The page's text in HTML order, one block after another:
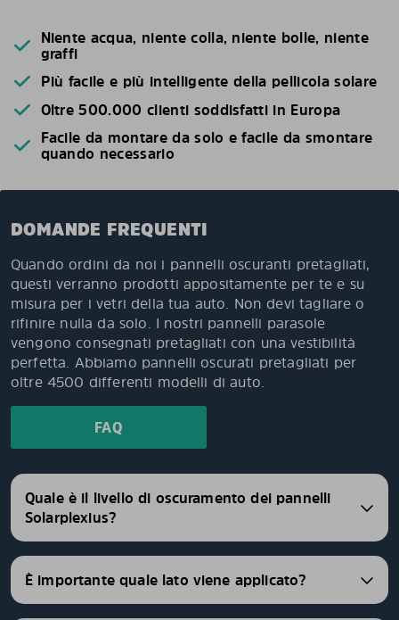
Niente acqua, niente colla, niente bolle, niente
graffi
Più facile e più intelligente della pellicola solare
Oltre 500.000 clienti soddisfatti in Europa
Facile da montare da solo e facile da smontare
quando necessario
DOMANDE FREQUENTI
Quando ordini da noi i pannelli oscuranti pretagliati,
questi verranno prodotti appositamente per te e su
misura per i vetri della tua auto. Non devi tagliare o
rifinire nulla da solo. I nostri pannelli parasole
vengono consegnati pretagliati con una vestibilità
perfetta. Abbiamo pannelli oscurati pretagliati per
oltre 4500 differenti modelli di auto.
FAQ
Quale è il livello di oscuramento dei pannelli
Solarplexius?
È importante quale lato viene applicato?